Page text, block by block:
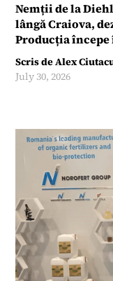
Nemții de la
lângă Craiova,
Producția
Scris deAlex
July 30, 2026